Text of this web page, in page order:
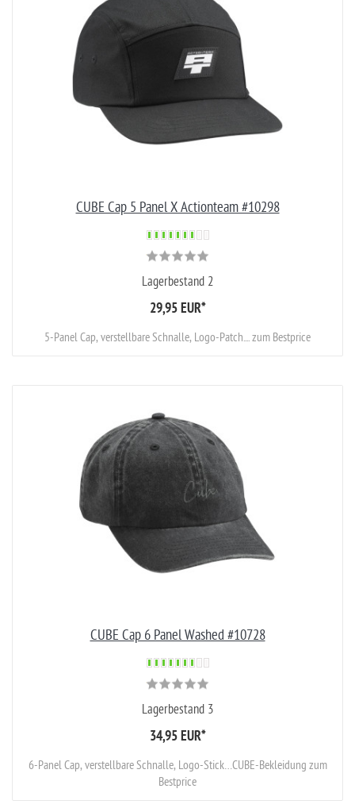
CUBE Cap 5 Panel X Actionteam #10298
Lagerbestand 2
29,95 EUR*
5-Panel Cap, verstellbare Schnalle, Logo-Patch.... zum Bestprice
CUBE Cap 6 Panel Washed #10728
Lagerbestand 3
34,95 EUR*
6-Panel Cap, verstellbare Schnalle, Logo-Stick…CUBE-Bekleidung zum
Bestprice